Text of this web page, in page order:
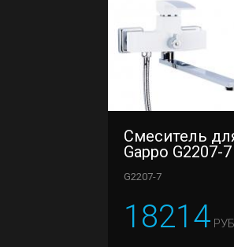
Смеситель
Gappo G2207-7
G2207-7
18214